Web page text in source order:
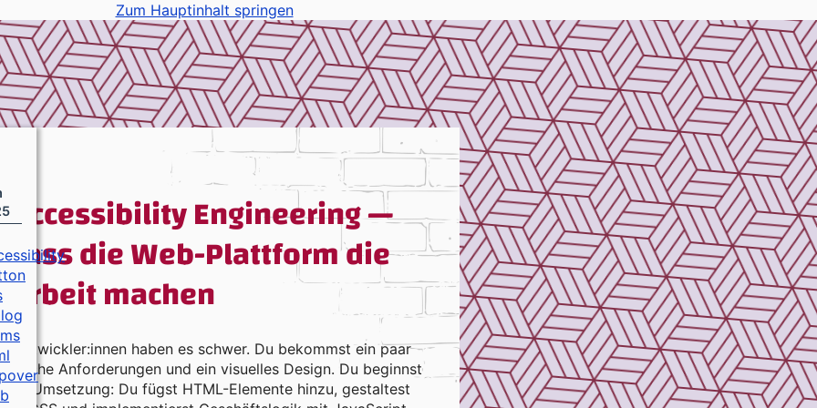
Zum Hauptinhalt springen
Accessibility Engineering —
Lass die Web-Plattform die
Arbeit machen
Entwickler:innen haben es schwer. Du bekommst ein paar
Anforderungen und ein visuelles Design. Du beginnst
Umsetzung: Du fügst HTML-Elemente hinzu, gestaltest